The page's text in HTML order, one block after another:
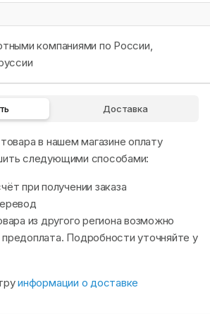
компаниями по России,
Доставка
в нашем магазине оплату
следующими способами:
при получении заказа
из другого региона возможно
Подробности уточняйте у
информации о доставке